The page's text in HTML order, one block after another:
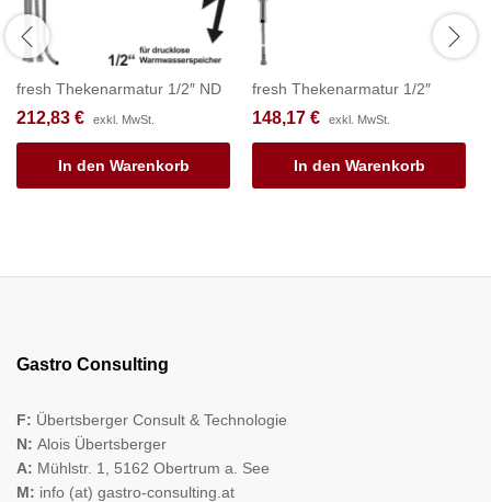
fresh Thekenarmatur 1/2″ ND
212,83 € exkl. MwSt.
In den Warenkorb
fresh Thekenarmatur 1/2″
148,17 € exkl. MwSt.
In den Warenkorb
Gastro Consulting
F: Übertsberger Consult & Technologie
N: Alois Übertsberger
A: Mühlstr. 1, 5162 Obertrum a. See
M: info (at) gastro-consulting.at